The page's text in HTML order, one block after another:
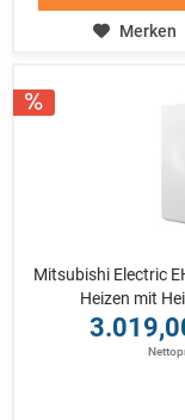
Merken
Mitsubishi Electric
Heizen mit